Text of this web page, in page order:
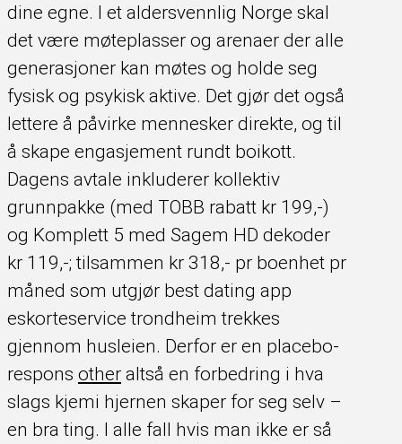
dine egne. I et aldersvennlig Norge skal
det være møteplasser og arenaer der alle
generasjoner kan møtes og holde seg
fysisk og psykisk aktive. Det gjør det også
lettere å påvirke mennesker direkte, og til
å skape engasjement rundt boikott.
Dagens avtale inkluderer kollektiv
grunnpakke (med TOBB rabatt kr 199,-)
og Komplett 5 med Sagem HD dekoder
kr 119,-; tilsammen kr 318,- pr boenhet pr
måned som utgjør best dating app
eskorteservice trondheim trekkes
gjennom husleien. Derfor er en placebo-
respons other altså en forbedring i hva
slags kjemi hjernen skaper for seg selv –
en bra ting. I alle fall hvis man ikke er så